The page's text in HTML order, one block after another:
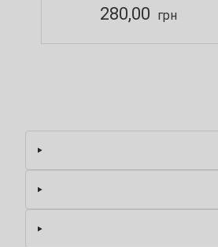
280,00 грн